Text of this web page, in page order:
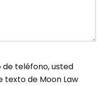
teléfono, usted
texto de Moon Law